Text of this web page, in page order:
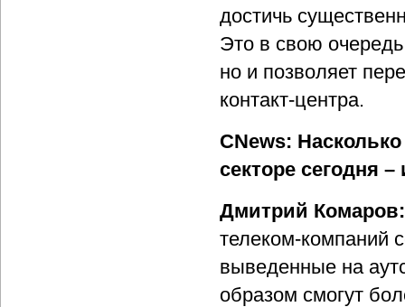
достичь
Это в свою очередь
но и позволяет
контакт-центра.
CNews:
секторе сегодня
Дмитрий
телеком-компаний
выведенные на
образом смогут